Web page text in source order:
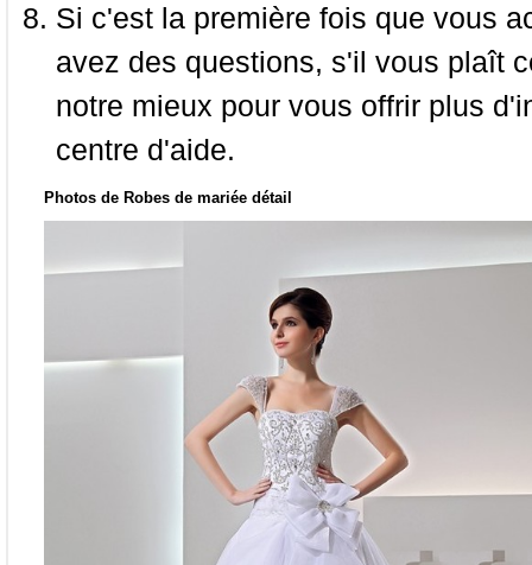
Si c'est la première fois que vous
avez des questions, s'il vous plaît
notre mieux pour vous offrir plus
centre d'aide.
Photos de Robes de mariée détail